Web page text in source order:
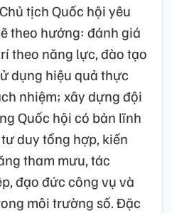
tịch Quốc hội yêu
theo hướng: đánh giá
theo năng lực, đào tạo
dụng hiệu quả thực
nhiệm; xây dựng đội
Quốc hội có bản lĩnh
duy tổng hợp, kiến
tham mưu, tác
đạo đức công vụ và
môi trường số. Đặc